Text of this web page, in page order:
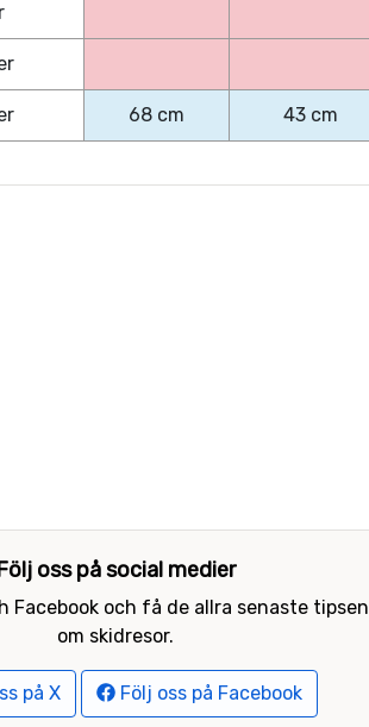
68 cm 43 cm
oss på social medier
Facebook och få de allra senaste tipsen
om skidresor.
på X Följ oss på Facebook